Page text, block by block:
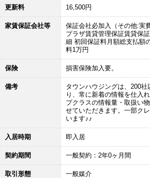
更新料 16,500円
家賃保証会社等
保証会社必加入（その他:実
プラザ賃貸管理保証賃貸保
細 初回保証料月額総支払額
料1万円
保険 損害保険加入要。
備考
タウンハウジングは、200
り、常に新着の情報を仕入
プクラスの情報量・取扱い
せていただきます。一部ク
います♪♪
入居時期 即入居
契約期間 一般契約：2年0ヶ月間
取引形態 一般媒介